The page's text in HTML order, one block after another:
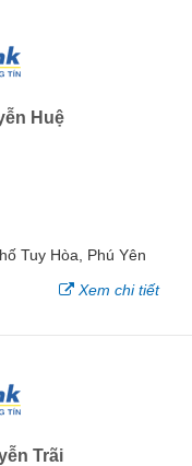
Huệ
Tuy Hòa, Phú Yên
Xem chi tiết
Trãi